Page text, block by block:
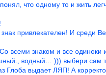
что одному то и жить
привлекателен! И среди Весов,
всеми знаком и все одиноки
водный… ))) выбери сам
выдает ЛЯП! А корректоры,